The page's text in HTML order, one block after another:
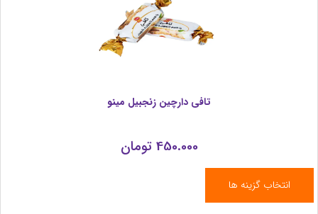
تافی دارچین زنجبیل مینو
450.000 تومان
انتخاب گزینه ها